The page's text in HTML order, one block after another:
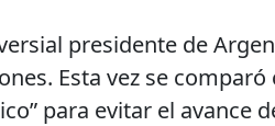
presidente de
Esta vez se
para evitar el avance